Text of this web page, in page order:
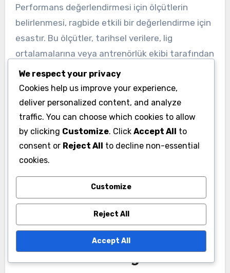
Performans değerlendirmesi için ölçütlerin
belirlenmesi, ragbide etkili bir değerlendirme için
esastır. Bu ölçütler, tarihsel verilere, lig
ortalamalarına veya antrenörlük ekibi tarafından
belirlenen özel hedeflere dayanabilir. Örneğin, bir
oyuncu, 40 metrede sprint süresini 5-6 saniye
hedef aralığına iyileştirmeyi hedefleyebilir.
Bu ölçütlerin düzenli olarak gözden geçirilmesi
ve ayarlanması, onların geçerliliğini ve zorluğunu
korumasını sağlar. Antrenörler, oyuncuları bu
süreçte dahil ederek, performans hedeflerine
sahip olmalarını teşvik edebilir; bu da
motivasyonu ve sorumluluğu artırabilir.
Veri toplamanın antrenman
seanslarına entegre edilmesi
We respect your privacy
Cookies help us improve your experience,
deliver personalized content, and analyze
traffic. You can choose which cookies to allow
by clicking Customize. Click Accept All to
consent or Reject All to decline non-essential
cookies.
Customize
Reject All
Accept All